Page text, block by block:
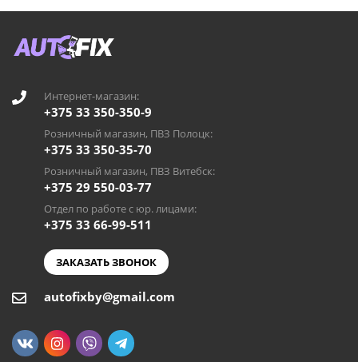
Интернет-магазин:
+375 33 350-350-9
Розничный магазин, ПВЗ Полоцк:
+375 33 350-35-70
Розничный магазин, ПВЗ Витебск:
+375 29 550-03-77
Отдел по работе с юр. лицами:
+375 33 66-99-511
ЗАКАЗАТЬ ЗВОНОК
autofixby@gmail.com